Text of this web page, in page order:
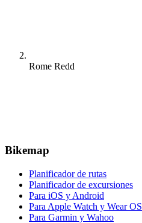
Rome Redd
Bikemap
Planificador de rutas
Planificador de excursiones
Para iOS y Android
Para Apple Watch y Wear OS
Para Garmin y Wahoo